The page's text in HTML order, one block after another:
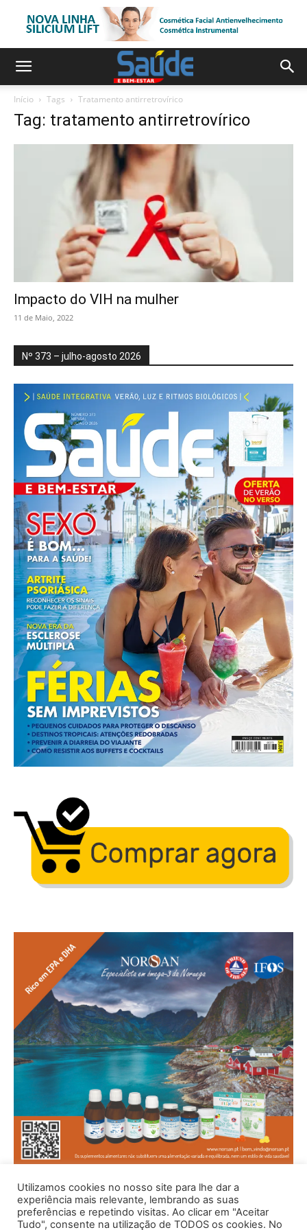
Início Tags Tratamento antirretrovírico
Tag: tratamento antirretrovírico
Impacto do VIH na mulher
11 de Maio, 2022
Nº 373 – julho-agosto 2026
Utilizamos cookies no nosso site para lhe dar a
experiência mais relevante, lembrando as suas
preferências e repetindo visitas. Ao clicar em "Aceitar
Tudo", consente na utilização de TODOS os cookies. No